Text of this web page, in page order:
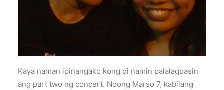
Kaya naman ipinangako kong di namin palalagpasin
ang part two ng concert. Noong Marso 7, kabilang